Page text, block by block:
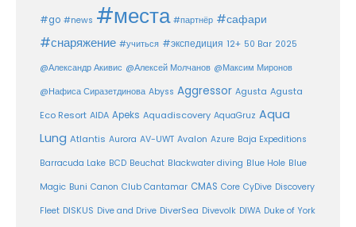
#go #news #места #партнёр #сафари
#снаряжение #учиться #экспедиция 12+ 50 Bar 2025
@Александр Акивис @Алексей Молчанов @Максим Миронов
@Нафиса Сиразетдинова Abyss Aggressor Agusta Agusta
Eco Resort AIDA Apeks Aquadiscovery AquaGruz Aqua
Lung Atlantis Aurora AV-UWT Avalon Azure Baja Expeditions
Barracuda Lake BCD Beuchat Blackwater diving Blue Hole Blue
Magic Buni Canon Club Cantamar CMAS Core CyDive Discovery
Fleet DISKUS Dive and Drive DiverSea Divevolk DIWA Duke of York